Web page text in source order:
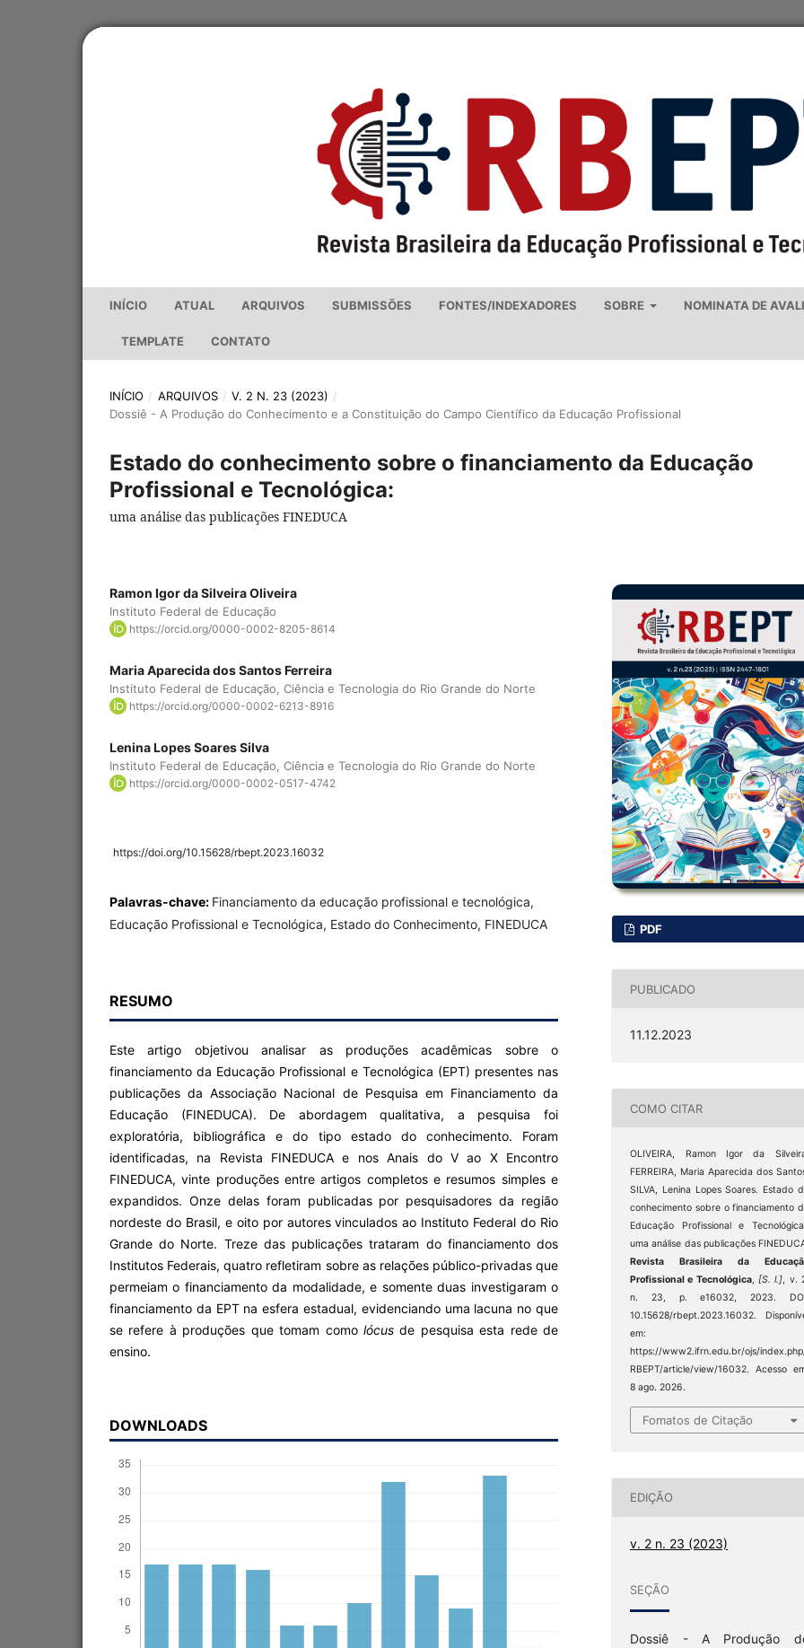
INÍCIO ATUAL ARQUIVOS SUBMISSÕES FONTES/INDEXADORES SOBRE NOMINATA DE
TEMPLATE CONTATO
INÍCIO / ARQUIVOS / V. 2 N. 23 (2023) /
Dossiê - A Produção do Conhecimento e a Constituição do Campo Científico da Educação Profissional
Estado do conhecimento sobre o financiamento da Educação
Profissional e Tecnológica:
uma análise das publicações FINEDUCA
Ramon Igor da Silveira Oliveira
Instituto Federal de Educação
https://orcid.org/0000-0002-8205-8614
Maria Aparecida dos Santos Ferreira
Instituto Federal de Educação, Ciência e Tecnologia do Rio Grande do Norte
https://orcid.org/0000-0002-6213-8916
Lenina Lopes Soares Silva
Instituto Federal de Educação, Ciência e Tecnologia do Rio Grande do Norte
https://orcid.org/0000-0002-0517-4742
https://doi.org/10.15628/rbept.2023.16032
Palavras-chave: Financiamento da educação profissional e tecnológica,
Educação Profissional e Tecnológica, Estado do Conhecimento, FINEDUCA
RESUMO
Este artigo objetivou analisar as produções acadêmicas sobre o
financiamento da Educação Profissional e Tecnológica (EPT) presentes nas
publicações da Associação Nacional de Pesquisa em Financiamento da
Educação (FINEDUCA). De abordagem qualitativa, a pesquisa foi
exploratória, bibliográfica e do tipo estado do conhecimento. Foram
identificadas, na Revista FINEDUCA e nos Anais do V ao X Encontro
FINEDUCA, vinte produções entre artigos completos e resumos simples e
expandidos. Onze delas foram publicadas por pesquisadores da região
nordeste do Brasil, e oito por autores vinculados ao Instituto Federal do Rio
Grande do Norte. Treze das publicações trataram do financiamento dos
Institutos Federais, quatro refletiram sobre as relações público-privadas que
permeiam o financiamento da modalidade, e somente duas investigaram o
financiamento da EPT na esfera estadual, evidenciando uma lacuna no que
se refere à produções que tomam como lócusde pesquisa esta rede de
ensino.
DOWNLOADS
PDF
PUBLICADO
11.12.2023
COMO CITAR
OLIVEIRA, Ramon Igor da
FERREIRA, Maria Aparecida dos
SILVA, Lenina Lopes Soares. Estado
conhecimento sobre o financiamento
Educação Profissional e
uma análise das publicações
Revista Brasileira da
Profissional e Tecnológica, [S. l.], v.
n. 23, p. e16032, 2023.
10.15628/rbept.2023.16032.
em:
https://www2.ifrn.edu.br/ojs/
RBEPT/article/view/16032. Acesso
8 ago. 2026.
Fomatos de Citação
EDIÇÃO
v. 2 n. 23 (2023)
SEÇÃO
Dossiê - A Produção